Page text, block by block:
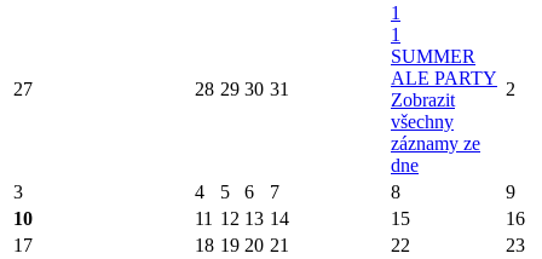
27 28 29 30 31
1
1
SUMMER
ALE PARTY
Zobrazit
všechny
záznamy ze
dne
2
3 4 5 6 7 8
9
10
11 12 13 14 15
16
17
18 19 20 21 22 23